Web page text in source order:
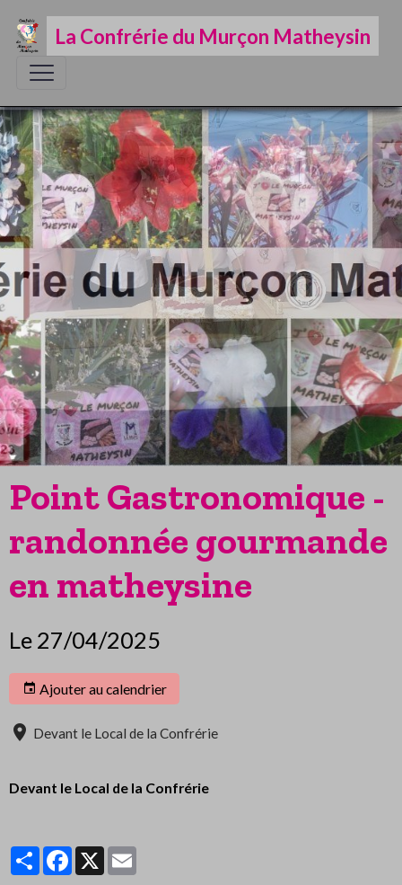
La Confrérie du Murçon Matheysin
Point Gastronomique -
randonnée gourmande
en matheysine
Le 27/04/2025
Ajouter au calendrier
Devant le Local de la Confrérie
Devant le Local de la Confrérie
PartagerFacebook
X